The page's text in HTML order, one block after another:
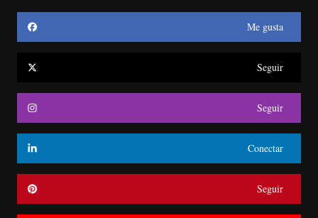
Me gusta
Seguir
Seguir
Conectar
Seguir